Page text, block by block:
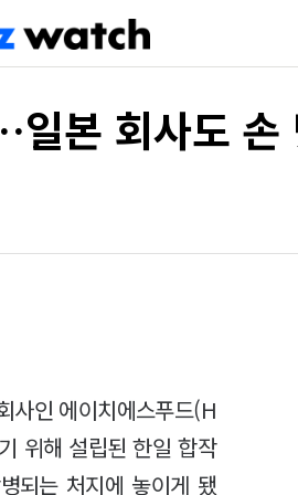
본 회사도 손
사인 에이치에스푸드(H
위해 설립된 한일 합작
되는 처지에 놓이게 됐